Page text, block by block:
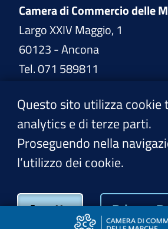
Camera di Commercio delle
Largo XXIV Maggio, 1
60123 - Ancona
Tel. 071 589811
www.marche.camcom.it
PEC:
Questo sito utilizza cookie
analytics e di terze parti.
Proseguendo nella
l’utilizzo dei cookie.
Accetto Privacy